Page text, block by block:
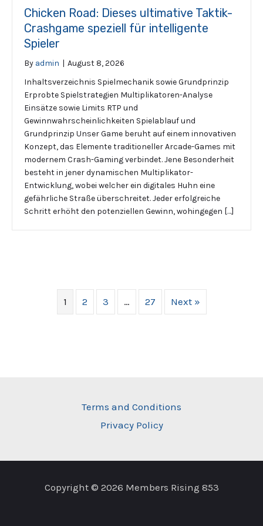
Chicken Road: Dieses ultimative Taktik-
Crashgame speziell für intelligente
Spieler
By admin | August 8, 2026
Inhaltsverzeichnis Spielmechanik sowie Grundprinzip
Erprobte Spielstrategien Multiplikatoren-Analyse
Einsätze sowie Limits RTP und
Gewinnwahrscheinlichkeiten Spielablauf und
Grundprinzip Unser Game beruht auf einem innovativen
Konzept, das Elemente traditioneller Arcade-Games mit
modernem Crash-Gaming verbindet. Jene Besonderheit
besteht in jener dynamischen Multiplikator-
Entwicklung, wobei welcher ein digitales Huhn eine
gefährliche Straße überschreitet. Jeder erfolgreiche
Schritt erhöht den potenziellen Gewinn, wohingegen […]
1 2 3 … 27 Next »
Terms and Conditions
Privacy Policy
Copyright © 2026 Members Rising 853